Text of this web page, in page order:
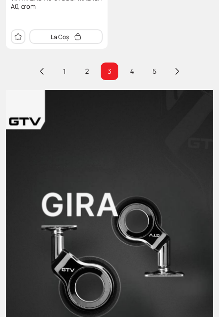
A0, crom
La Coș
1 2 3 4 5